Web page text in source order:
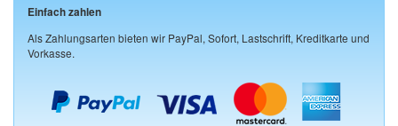
Einfach zahlen
Als Zahlungsarten bieten wir PayPal, Sofort, Lastschrift, Kreditkarte und
Vorkasse.